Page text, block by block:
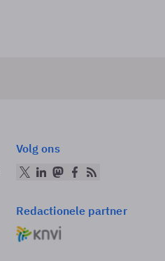
Volg ons
Redactionele partner